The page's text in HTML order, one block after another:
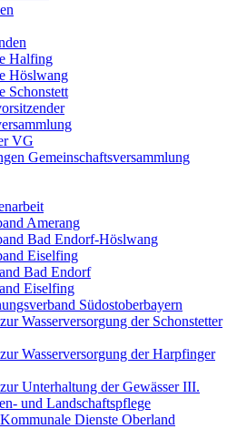
Halfing
Höslwang
Schonstett
VG
Gemeinschaftsversammlung
Amerang
Bad Endorf-Höslwang
Eiselfing
Bad Endorf
Eiselfing
Südostoberbayern
Wasserversorgung der Schonstetter
Wasserversorgung der Harpfinger
Unterhaltung der Gewässer III.
und Landschaftspflege
Dienste Oberland